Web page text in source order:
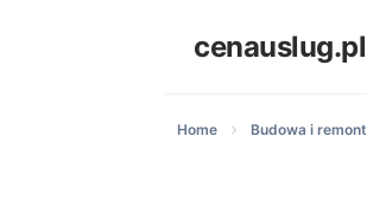
cenauslug.pl
Home Budowa i remont